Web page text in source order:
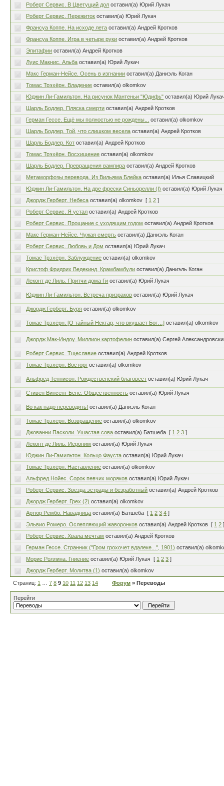
Роберт Сервис. В Цветущий дол оставил(а) Юрий Лукач
Роберт Сервис. Пережиток оставил(а) Юрий Лукач
Франсуа Коппе. На исходе лета оставил(а) Андрей Кротков
Франсуа Коппе. Игра в четыре руки оставил(а) Андрей Кротков
Эпитафии оставил(а) Андрей Кротков
Луис Макнис. Альба оставил(а) Юрий Лукач
Макс Герман-Нейсе. Осень в изгнании оставил(а) Даниэль Коган
Томас Трэхёрн. Владение оставил(а) olkomkov
Юджин Ли-Гамильтон. На рисунок Мантеньи "Юдифь" оставил(а) Юрий
Шарль Бодлер. Пляска смерти оставил(а) Андрей Кротков
Герман Гессе. Ещё мы полностью не рождены...
оставил(а) olkomkov
Шарль Бодлер. Той, что слишком весела оставил(а) Андрей Кротков
Шарль Бодлер. Кот оставил(а) Андрей Кротков
Томас Трэхёрн. Восхищение оставил(а) olkomkov
Шарль Бодлер. Превращения вампира оставил(а) Андрей Кротков
Метаморфозы перевода. Из Вильяма Блейка оставил(а) Илья Славицкий
Юджин Ли-Гамильтон. На две фрески Синьорелли (I) оставил(а) Юрий Лукач
Джордж Герберт. Небеса оставил(а) olkomkov [ 1 2 ]
Роберт Сервис. Я устал оставил(а) Андрей Кротков
Роберт Сервис. Прощание с уходящим годом оставил(а) Андрей Кротков
Макс Герман-Нейсе. Чужая смерть оставил(а) Даниэль Коган
Роберт Сервис. Любовь и Дом оставил(а) Юрий Лукач
Томас Трэхёрн. Заблуждение оставил(а) olkomkov
Кристоф Фридрих Ведекинд. Крамбамбули оставил(а) Даниэль Коган
Леконт де Лиль. Притчи дома Ги оставил(а) Юрий Лукач
Юджин Ли-Гамильтон. Встреча призраков оставил(а) Юрий Лукач
Джордж Герберт. Буря оставил(а) olkomkov
Томас Трэхёрн. [О тайный Нектар, что вкушает Бог…] оставил(а) olkomkov
Джордж Мак-Индоу. Миллион картофелин оставил(а) Сергей
Роберт Сервис. Тщеславие оставил(а) Андрей Кротков
Томас Трэхёрн. Восторг оставил(а) olkomkov
Альфред Теннисон. Рождественский благовест оставил(а) Юрий Лукач
Стивен Винсент Бене. Общественность оставил(а) Юрий Лукач
Во как надо переводить! оставил(а) Даниэль Коган
Томас Трэхёрн. Возвращение оставил(а) olkomkov
Джованни Пасколи. Ушастая сова оставил(а) Батшеба [ 1 2 3 ]
Леконт де Лиль. Иероним оставил(а) Юрий Лукач
Юджин Ли-Гамильтон. Кольцо Фауста оставил(а) Юрий Лукач
Томас Трэхёрн. Наставление оставил(а) olkomkov
Альфред Нойес. Сорок певчих моряков оставил(а) Юрий Лукач
Роберт Сервис. Звезда эстрады и безработный оставил(а) Андрей Кротков
Джордж Герберт. Грех (2) оставил(а) olkomkov
Артюр Рембо. Навадница оставил(а) Батшеба [ 1 2 3 4 ]
Эльвио Ромеро. Ослепляющий жаворонков оставил(а) Андрей Кротков [ 1 2
Роберт Сервис. Хвала мечтам оставил(а) Андрей Кротков
Герман Гессе. Странник ("Гром грохочет вдалеке...", 1901) оставил(а)
Морис Роллина. Гниение оставил(а) Юрий Лукач [ 1 2 3 ]
Джордж Герберт. Молитва (1) оставил(а) olkomkov
Страниц: 1 7 8 9 10 11 12 13 14 Форум » Переводы
Перейти